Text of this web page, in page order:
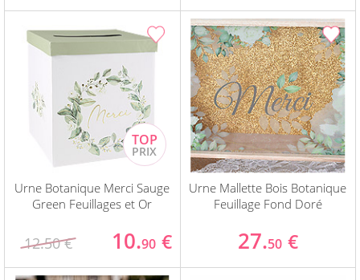
Urne Botanique Merci Sauge
Green Feuillages et Or
12.50 € 10.90 €
Urne Mallette Bois Botanique
Feuillage Fond Doré
27.50 €